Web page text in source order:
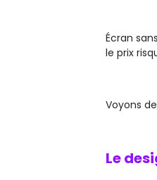
Écran
le prix
Voyons
Le